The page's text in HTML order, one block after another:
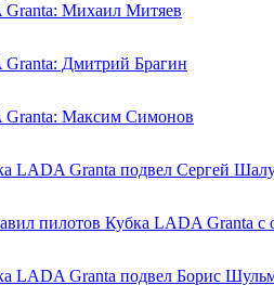
Михаил Митяев
Дмитрий Брагин
Granta: Максим Симонов
LADA Granta подвел Сергей
пилотов Кубка LADA Granta с
LADA Granta подвел Борис